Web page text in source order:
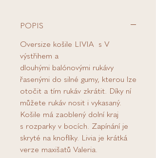
POPIS
Oversize košile LIVIA s V
výstřihem a
dlouhými balónovými rukávy
řasenými do silné gumy, kterou lze
otočit a tím rukáv zkrátit. Díky ní
můžete rukáv nosit i vykasaný.
Košile má zaoblený dolní kraj
s rozparky v bocích. Zapínání je
skryté na knoflíky. Livia je krátká
verze maxišatů Valeria.